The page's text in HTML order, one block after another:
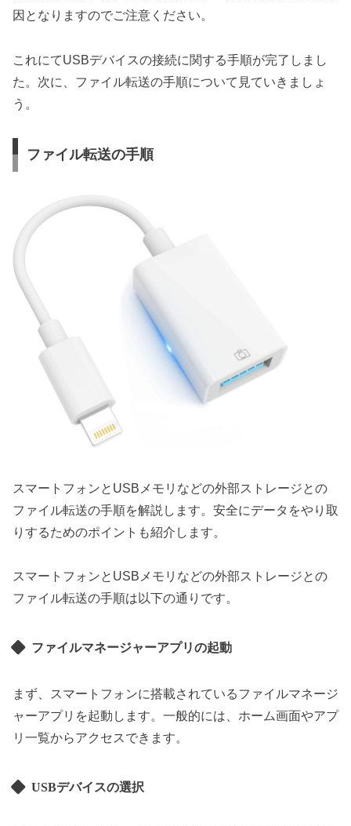
因となりますのでご注意ください。
これにてUSBデバイスの接続に関する手順が完了しまし
た。次に、ファイル転送の手順について見ていきましょ
う。
ファイル転送の手順
スマートフォンとUSBメモリなどの外部ストレージとの
ファイル転送の手順を解説します。安全にデータをやり取
りするためのポイントも紹介します。
スマートフォンとUSBメモリなどの外部ストレージとの
ファイル転送の手順は以下の通りです。
ファイルマネージャーアプリの起動
まず、スマートフォンに搭載されているファイルマネージ
ャーアプリを起動します。一般的には、ホーム画面やアプ
リ一覧からアクセスできます。
USBデバイスの選択